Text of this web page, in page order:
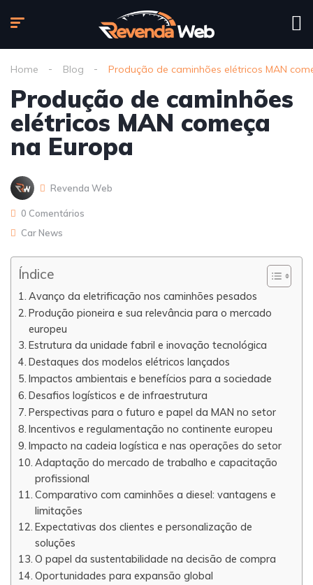
Home Blog Produção de caminhões elétricos MAN
Produção de caminhões
elétricos MAN começa
na Europa
Revenda Web
0 Comentários
Car News
Índice
Avanço da eletrificação nos caminhões pesados
Produção pioneira e sua relevância para o mercado
europeu
Estrutura da unidade fabril e inovação tecnológica
Destaques dos modelos elétricos lançados
Impactos ambientais e benefícios para a sociedade
Desafios logísticos e de infraestrutura
Perspectivas para o futuro e papel da MAN no setor
Incentivos e regulamentação no continente europeu
Impacto na cadeia logística e nas operações do setor
Adaptação do mercado de trabalho e capacitação
profissional
Comparativo com caminhões a diesel: vantagens e
limitações
Expectativas dos clientes e personalização de
soluções
O papel da sustentabilidade na decisão de compra
Oportunidades para expansão global